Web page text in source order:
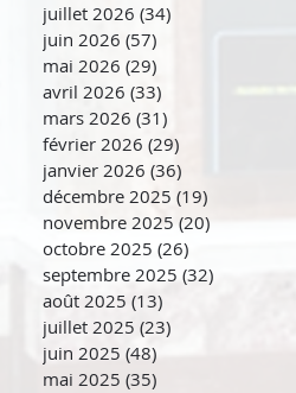
juillet 2026 (34)
juin 2026 (57)
mai 2026 (29)
avril 2026 (33)
mars 2026 (31)
février 2026 (29)
janvier 2026 (36)
décembre 2025 (19)
novembre 2025 (20)
octobre 2025 (26)
septembre 2025 (32)
août 2025 (13)
juillet 2025 (23)
juin 2025 (48)
mai 2025 (35)